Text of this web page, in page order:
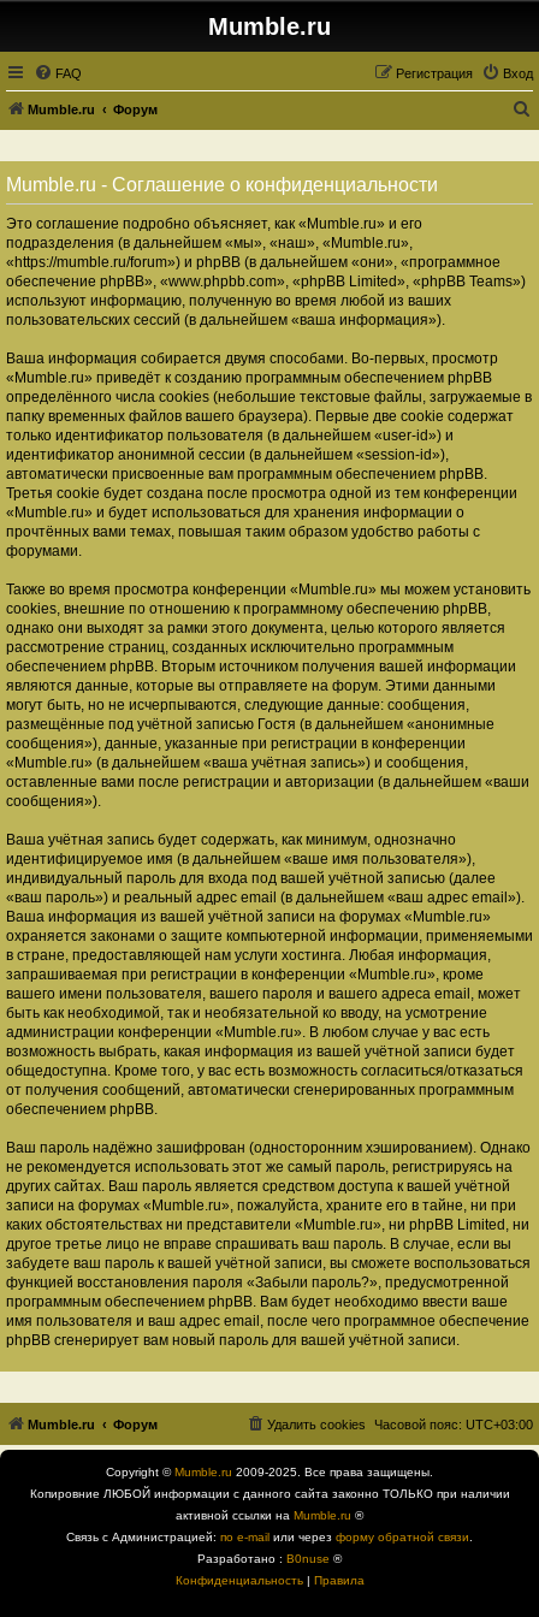
Mumble.ru
FAQ Вход
Регистрация
Mumble.ru Форум
и
Mumble.ru - Соглашение о конфиденциальности
Это соглашение подробно объясняет, как «Mumble.ru» и его
подразделения (в дальнейшем «мы», «наш», «Mumble.ru»,
«https://mumble.ru/forum») и phpBB (в дальнейшем «они», «программное
обеспечение phpBB», «www.phpbb.com», «phpBB Limited», «phpBB Teams»)
используют информацию, полученную во время любой из ваших
пользовательских сессий (в дальнейшем «ваша информация»).
Ваша информация собирается двумя способами. Во-первых, просмотр
«Mumble.ru» приведёт к созданию программным обеспечением phpBB
определённого числа cookies (небольшие текстовые файлы, загружаемые в
папку временных файлов вашего браузера). Первые две cookie содержат
только идентификатор пользователя (в дальнейшем «user-id») и
идентификатор анонимной сессии (в дальнейшем «session-id»),
автоматически присвоенные вам программным обеспечением phpBB.
Третья cookie будет создана после просмотра одной из тем конференции
«Mumble.ru» и будет использоваться для хранения информации о
прочтённых вами темах, повышая таким образом удобство работы с
форумами.
Также во время просмотра конференции «Mumble.ru» мы можем установить
cookies, внешние по отношению к программному обеспечению phpBB,
однако они выходят за рамки этого документа, целью которого является
рассмотрение страниц, созданных исключительно программным
обеспечением phpBB. Вторым источником получения вашей информации
являются данные, которые вы отправляете на форум. Этими данными
могут быть, но не исчерпываются, следующие данные: сообщения,
размещённые под учётной записью Гостя (в дальнейшем «анонимные
сообщения»), данные, указанные при регистрации в конференции
«Mumble.ru» (в дальнейшем «ваша учётная запись») и сообщения,
оставленные вами после регистрации и авторизации (в дальнейшем «ваши
сообщения»).
Ваша учётная запись будет содержать, как минимум, однозначно
идентифицируемое имя (в дальнейшем «ваше имя пользователя»),
индивидуальный пароль для входа под вашей учётной записью (далее
«ваш пароль») и реальный адрес email (в дальнейшем «ваш адрес email»).
Ваша информация из вашей учётной записи на форумах «Mumble.ru»
охраняется законами о защите компьютерной информации, применяемыми
в стране, предоставляющей нам услуги хостинга. Любая информация,
запрашиваемая при регистрации в конференции «Mumble.ru», кроме
вашего имени пользователя, вашего пароля и вашего адреса email, может
быть как необходимой, так и необязательной ко вводу, на усмотрение
администрации конференции «Mumble.ru». В любом случае у вас есть
возможность выбрать, какая информация из вашей учётной записи будет
общедоступна. Кроме того, у вас есть возможность согласиться/отказаться
от получения сообщений, автоматически сгенерированных программным
обеспечением phpBB.
Ваш пароль надёжно зашифрован (односторонним хэшированием). Однако
не рекомендуется использовать этот же самый пароль, регистрируясь на
других сайтах. Ваш пароль является средством доступа к вашей учётной
записи на форумах «Mumble.ru», пожалуйста, храните его в тайне, ни при
каких обстоятельствах ни представители «Mumble.ru», ни phpBB Limited, ни
другое третье лицо не вправе спрашивать ваш пароль. В случае, если вы
забудете ваш пароль к вашей учётной записи, вы сможете воспользоваться
функцией восстановления пароля «Забыли пароль?», предусмотренной
программным обеспечением phpBB. Вам будет необходимо ввести ваше
имя пользователя и ваш адрес email, после чего программное обеспечение
phpBB сгенерирует вам новый пароль для вашей учётной записи.
Mumble.ru Форум Часовой пояс: UTC+03:00
Удалить cookies
Copyright ©Mumble.ru 2009-2025. Все права защищены.
Копировние ЛЮБОЙ информации с данного сайта законно ТОЛЬКО при наличии
активной ссылки на Mumble.ru ®
Связь с Администрацией: по e-mail или через форму обратной связи
Разработано : B0nuse ®
Конфиденциальность| Правила